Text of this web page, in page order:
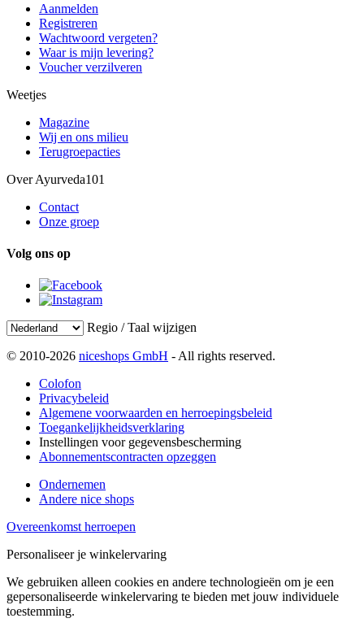
Aanmelden
Registreren
Wachtwoord vergeten?
Waar is mijn levering?
Voucher verzilveren
Weetjes
Magazine
Wij en ons milieu
Terugroepacties
Over Ayurveda101
Contact
Onze groep
Volg ons op
Regio / Taal wijzigen
© 2010-2026 niceshops GmbH - All rights reserved.
Colofon
Privacybeleid
Algemene voorwaarden en herroepingsbeleid
Toegankelijkheidsverklaring
Instellingen voor gegevensbescherming
Abonnementscontracten opzeggen
Ondernemen
Andere nice shops
Overeenkomst herroepen
Personaliseer je winkelervaring
We gebruiken alleen cookies en andere technologieën om je een
gepersonaliseerde winkelervaring te bieden met jouw individuele
toestemming.